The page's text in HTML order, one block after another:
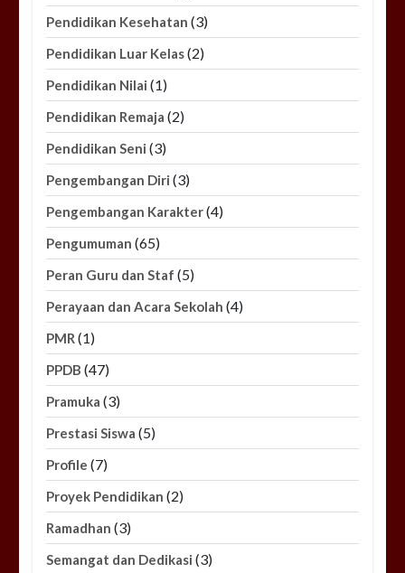
Pendidikan Kesehatan (3)
Pendidikan Luar Kelas(2)
Pendidikan Nilai (1)
Pendidikan Remaja (2)
Pendidikan Seni (3)
Pengembangan Diri (3)
Pengembangan Karakter(4)
Pengumuman (65)
Peran Guru dan Staf (5)
Perayaan dan Acara Sekolah (4)
PMR (1)
PPDB (47)
Pramuka (3)
Prestasi Siswa (5)
Profile (7)
Proyek Pendidikan (2)
Ramadhan (3)
Semangat dan Dedikasi (3)